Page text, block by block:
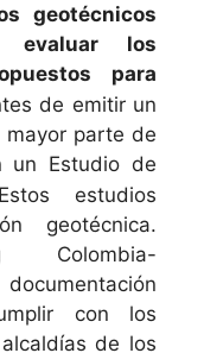
geotécnicos
evaluar los
para
de emitir un
mayor parte de
un Estudio de
estudios
geotécnica.
Colombia-
con los
de los